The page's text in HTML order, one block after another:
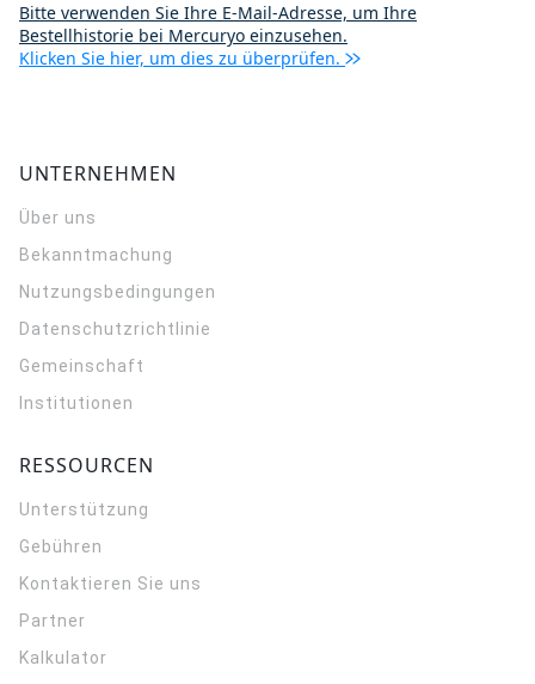
Bitte verwenden Sie Ihre E-Mail-Adresse, um Ihre
Bestellhistorie bei Mercuryo einzusehen.
Klicken Sie hier, um dies zu überprüfen.
UNTERNEHMEN
Über uns
Bekanntmachung
Nutzungsbedingungen
Datenschutzrichtlinie
Gemeinschaft
Institutionen
RESSOURCEN
Unterstützung
Gebühren
Kontaktieren Sie uns
Partner
Kalkulator